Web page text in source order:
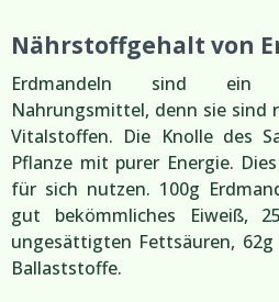
Nährstoffgehalt von
Erdmandeln sind ein
Nahrungsmittel, denn sie sind
Vitalstoffen. Die Knolle des
Pflanze mit purer Energie.
für sich nutzen. 100g
gut bekömmliches Eiweiß,
ungesättigten Fettsäuren,
Ballaststoffe.